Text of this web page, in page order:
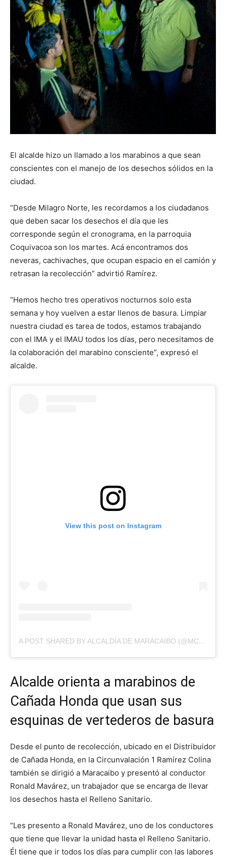
El alcalde hizo un llamado a los marabinos a que sean
conscientes con el manejo de los desechos sólidos en la
ciudad.
“Desde Milagro Norte, les recordamos a los ciudadanos
que deben sacar los desechos el día que les
corresponde según el cronograma, en la parroquia
Coquivacoa son los martes. Acá encontramos dos
neveras, cachivaches, que ocupan espacio en el camión y
retrasan la recolección” advirtió Ramírez.
“Hemos hecho tres operativos nocturnos solo esta
semana y hoy vuelven a estar llenos de basura. Limpiar
nuestra ciudad es tarea de todos, estamos trabajando
con el IMA y el IMAU todos los días, pero necesitamos de
la colaboración del marabino consciente”, expresó el
alcalde.
View this post on Instagram
A POST SHARED BY ALCALDÍA DE MARACAIBO (@MCBOALCALDIA)
Alcalde orienta a marabinos de
Cañada Honda que usan sus
esquinas de vertederos de basura
Desde el punto de recolección, ubicado en el Distribuidor
de Cañada Honda, en la Circunvalación 1 Ramírez Colina
también se dirigió a Maracaibo y presentó al conductor
Ronald Mavárez, un trabajador que se encarga de llevar
los desechos hasta el Relleno Sanitario.
“Les presento a Ronald Mavárez, uno de los conductores
que tiene que llevar la unidad hasta el Relleno Sanitario.
Él tiene que ir todos los días para cumplir con las labores